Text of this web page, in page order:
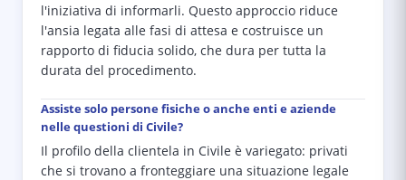
l'iniziativa di informarli. Questo approccio riduce
l'ansia legata alle fasi di attesa e costruisce un
rapporto di fiducia solido, che dura per tutta la
durata del procedimento.
Assiste solo persone fisiche o anche enti e aziende
nelle questioni di Civile?
Il profilo della clientela in Civile è variegato: privati
che si trovano a fronteggiare una situazione legale